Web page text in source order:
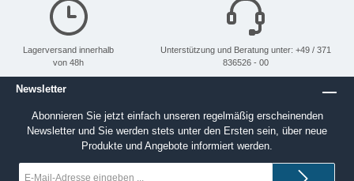
Lagerversand innerhalb
von 48h
Unterstützung und Beratung unter: +49 / 371
836526 - 00
Newsletter
Abonnieren Sie jetzt einfach unseren regelmäßig erscheinenden
Newsletter und Sie werden stets unter den Ersten sein, über neue
Produkte und Angebote informiert werden.